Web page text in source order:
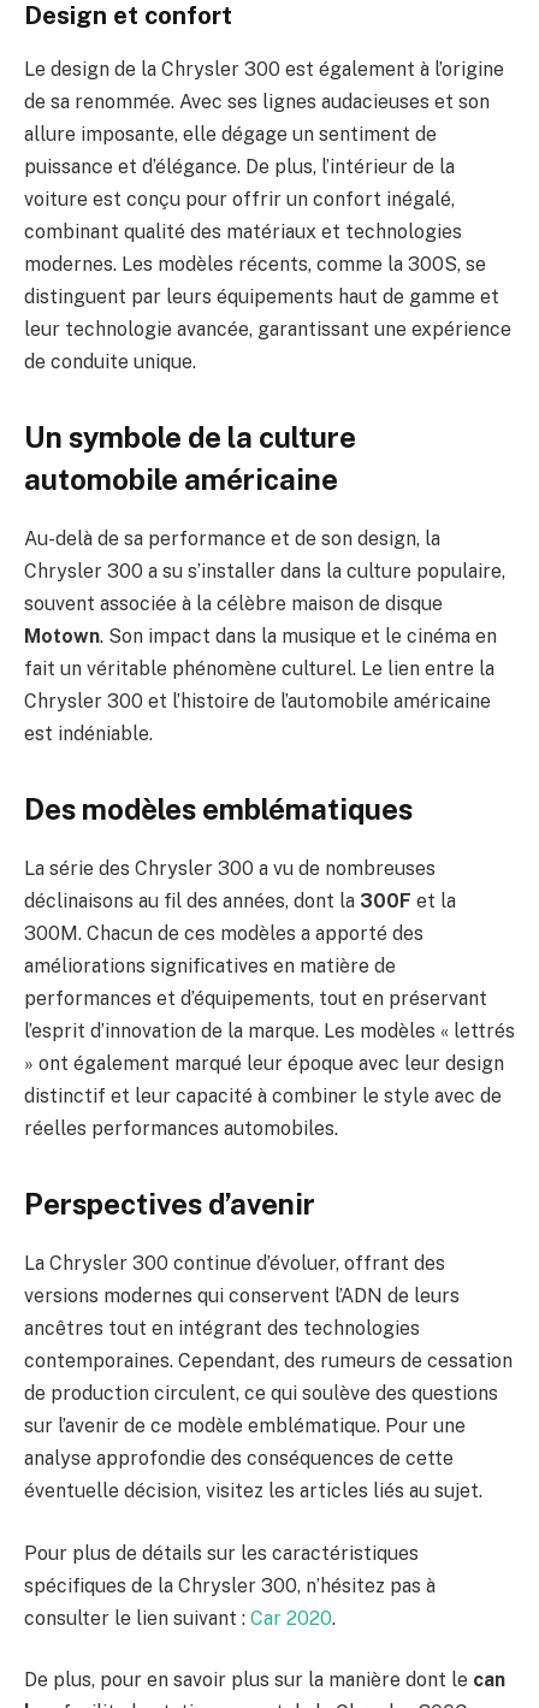
Design et confort
Le design de la Chrysler 300 est également à l’origine
de sa renommée. Avec ses lignes audacieuses et son
allure imposante, elle dégage un sentiment de
puissance et d’élégance. De plus, l’intérieur de la
voiture est conçu pour offrir un confort inégalé,
combinant qualité des matériaux et technologies
modernes. Les modèles récents, comme la 300S, se
distinguent par leurs équipements haut de gamme et
leur technologie avancée, garantissant une expérience
de conduite unique.
Un symbole de la culture
automobile américaine
Au-delà de sa performance et de son design, la
Chrysler 300 a su s’installer dans la culture populaire,
souvent associée à la célèbre maison de disque
Motown. Son impact dans la musique et le cinéma en
fait un véritable phénomène culturel. Le lien entre la
Chrysler 300 et l’histoire de l’automobile américaine
est indéniable.
Des modèles emblématiques
La série des Chrysler 300 a vu de nombreuses
déclinaisons au fil des années, dont la 300F et la
300M. Chacun de ces modèles a apporté des
améliorations significatives en matière de
performances et d’équipements, tout en préservant
l’esprit d’innovation de la marque. Les modèles « lettrés
» ont également marqué leur époque avec leur design
distinctif et leur capacité à combiner le style avec de
réelles performances automobiles.
Perspectives d’avenir
La Chrysler 300 continue d’évoluer, offrant des
versions modernes qui conservent l’ADN de leurs
ancêtres tout en intégrant des technologies
contemporaines. Cependant, des rumeurs de cessation
de production circulent, ce qui soulève des questions
sur l’avenir de ce modèle emblématique. Pour une
analyse approfondie des conséquences de cette
éventuelle décision, visitez les articles liés au sujet.
Pour plus de détails sur les caractéristiques
spécifiques de la Chrysler 300, n’hésitez pas à
consulter le lien suivant : Car 2020.
De plus, pour en savoir plus sur la manière dont le can